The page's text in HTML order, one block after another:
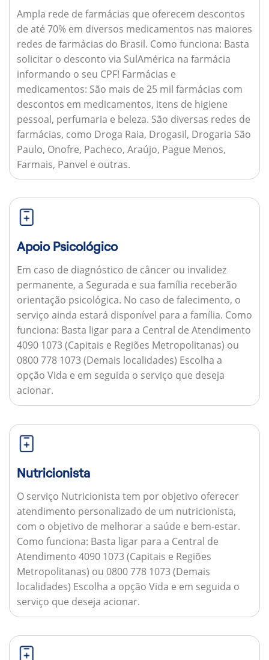
Ampla rede de farmácias que oferecem descontos
de até 70% em diversos medicamentos nas maiores
redes de farmácias do Brasil. Como funciona: Basta
solicitar o desconto via SulAmérica na farmácia
informando o seu CPF! Farmácias e
medicamentos: São mais de 25 mil farmácias com
descontos em medicamentos, itens de higiene
pessoal, perfumaria e beleza. São diversas redes de
farmácias, como Droga Raia, Drogasil, Drogaria São
Paulo, Onofre, Pacheco, Araújo, Pague Menos,
Farmais, Panvel e outras.
Apoio Psicológico
Em caso de diagnóstico de câncer ou invalidez
permanente, a Segurada e sua família receberão
orientação psicológica. No caso de falecimento, o
serviço ainda estará disponível para a família. Como
funciona: Basta ligar para a Central de Atendimento
4090 1073 (Capitais e Regiões Metropolitanas) ou
0800 778 1073 (Demais localidades) Escolha a
opção Vida e em seguida o serviço que deseja
acionar.
Nutricionista
O serviço Nutricionista tem por objetivo oferecer
atendimento personalizado de um nutricionista,
com o objetivo de melhorar a saúde e bem-estar.
Como funciona: Basta ligar para a Central de
Atendimento 4090 1073 (Capitais e Regiões
Metropolitanas) ou 0800 778 1073 (Demais
localidades) Escolha a opção Vida e em seguida o
serviço que deseja acionar.